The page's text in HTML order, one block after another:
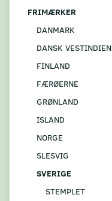
FRIMÆRKER
DANMARK
DANSK VESTINDIEN
FINLAND
FÆRØERNE
GRØNLAND
ISLAND
NORGE
SLESVIG
SVERIGE
STEMPLET